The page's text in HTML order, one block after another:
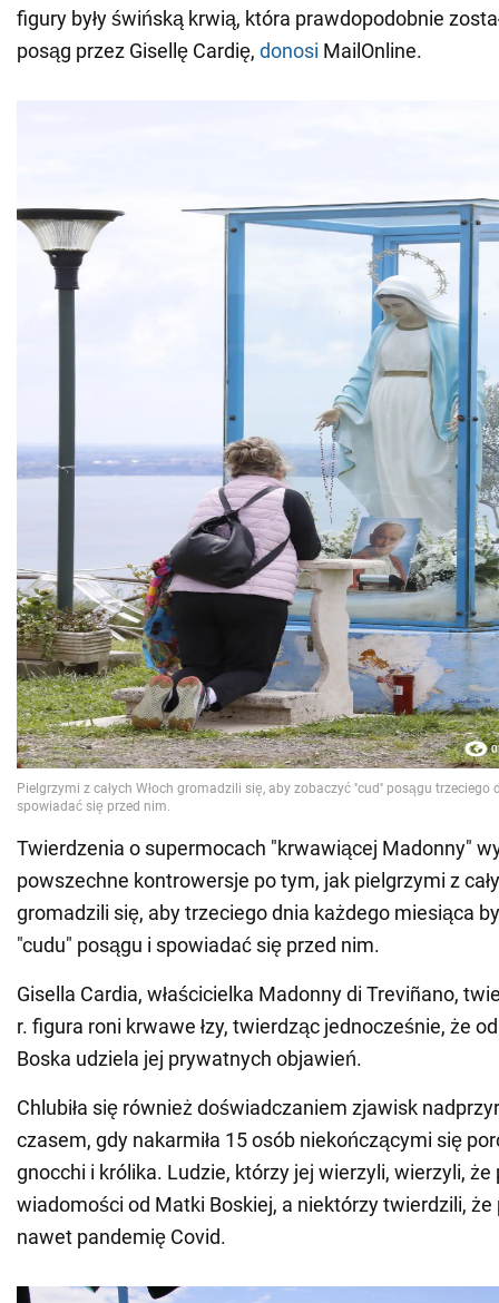
figury były świńską krwią, która prawdopodobnie
posąg przez Gisellę Cardię, donosi MailOnline.
Twierdzenia o supermocach "krwawiącej Madonny"
powszechne kontrowersje po tym, jak pielgrzymi z
gromadzili się, aby trzeciego dnia każdego miesiąca
"cudu" posągu i spowiadać się przed nim.
Gisella Cardia, właścicielka Madonny di Treviñano,
r. figura roni krwawe łzy, twierdząc jednocześnie, że
Boska udziela jej prywatnych objawień.
Chlubiła się również doświadczaniem zjawisk
czasem, gdy nakarmiła 15 osób niekończącymi się
gnocchi i królika. Ludzie, którzy jej wierzyli, wierzyli, że
wiadomości od Matki Boskiej, a niektórzy twierdzili, że
nawet pandemię Covid.